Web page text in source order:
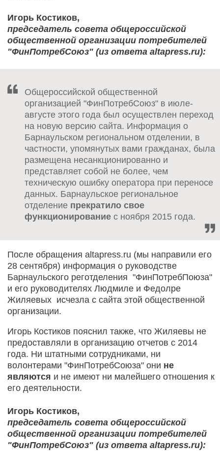
Игорь Костиков,
председатель совета общероссийской
общественной организации потребителей
"ФинПотребСоюз" (из ответа altapress.ru):
Общероссийской общественной
организацией "ФинПотребСоюз" в июле-
августе этого года был осуществлен переход
на новую версию сайта. Информация о
Барнаульском региональном отделении, в
частности, упомянутых вами гражданах, была
размещена несанкционированно и
представляет собой не более, чем
техническую ошибку оператора при переносе
данных. Барнаульское региональное
отделение прекратило свое
функционирование с ноября 2015 года.
После обращения altapress.ru (мы направили его
28 сентября) информация о руководстве
Барнаульского реготделения "ФинПотребПоюза"
и его руководителях Людмиле и Федолре
Жиляевых исчезла с сайта этой общественной
организации.
Игорь Костиков пояснил также, что Жиляевы не
предоставляли в организацию отчетов с 2014
года. Ни штатными сотрудниками, ни
волонтерами "ФинПотребСоюза" они не
являются и не имеют ни малейшего отношения к
его деятельности.
Игорь Костиков,
председатель совета общероссийской
общественной организации потребителей
"ФинПотребСоюз" (из ответа altapress.ru):